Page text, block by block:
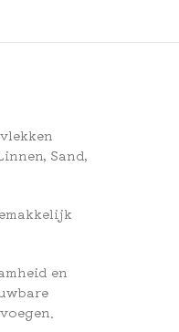
Sand,
en